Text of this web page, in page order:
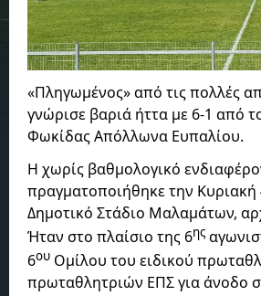
«Πληγωμένος» από τις πολλές
γνώρισε βαριά ήττα με 6-1 από
Φωκίδας Απόλλωνα Ευπαλίου.
Η χωρίς βαθμολογικό
πραγματοποιήθηκε την Κυριακή
Δημοτικό Στάδιο Μαλαμάτων,
Ήταν στο πλαίσιο της 6ης
6ου Ομίλου του ειδικού
πρωταθλητριών ΕΠΣ για άνοδο